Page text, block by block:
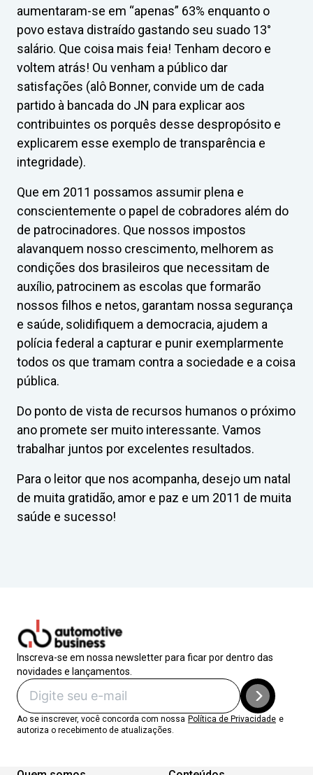
aumentaram-se em “apenas” 63% enquanto o
povo estava distraído gastando seu suado 13°
salário. Que coisa mais feia! Tenham decoro e
voltem atrás! Ou venham a público dar
satisfações (alô Bonner, convide um de cada
partido à bancada do JN para explicar aos
contribuintes os porquês desse despropósito e
explicarem esse exemplo de transparência e
integridade).
Que em 2011 possamos assumir plena e
conscientemente o papel de cobradores além do
de patrocinadores. Que nossos impostos
alavanquem nosso crescimento, melhorem as
condições dos brasileiros que necessitam de
auxílio, patrocinem as escolas que formarão
nossos filhos e netos, garantam nossa segurança
e saúde, solidifiquem a democracia, ajudem a
polícia federal a capturar e punir exemplarmente
todos os que tramam contra a sociedade e a coisa
pública.
Do ponto de vista de recursos humanos o próximo
ano promete ser muito interessante. Vamos
trabalhar juntos por excelentes resultados.
Para o leitor que nos acompanha, desejo um natal
de muita gratidão, amor e paz e um 2011 de muita
saúde e sucesso!
Inscreva-se em nossa newsletter para ficar por dentro das
novidades e lançamentos.
Ao se inscrever, você concorda com nossa Política de Privacidade e
autoriza o recebimento de atualizações.